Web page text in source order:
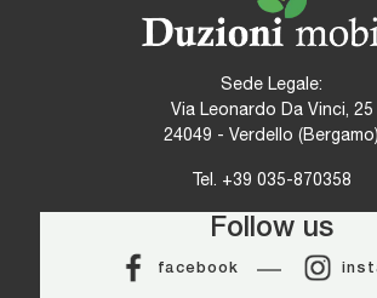
Sede Legale:
Via Leonardo Da Vinci, 25
24049 - Verdello (Bergamo)
Tel. +39 035-870358
Follow us
facebook